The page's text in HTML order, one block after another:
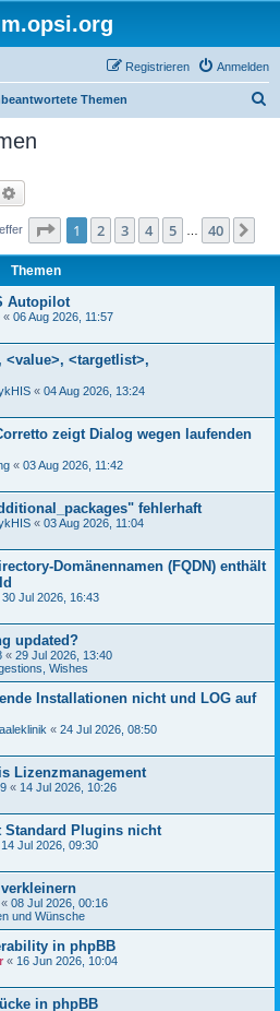
Anmelden
Registrieren
Themen
Seite 1von 40
1 2 3 4 5 40
Themen
Autopilot
« 06 Aug 2026, 11:57
<value>, <targetlist>,
« 04 Aug 2026, 13:24
zeigt Dialog wegen laufenden
« 03 Aug 2026, 11:42
fehlerhaft
« 03 Aug 2026, 11:04
Domänennamen (FQDN) enthält
30 Jul 2026, 16:43
updated?
« 29 Jul 2026, 13:40
Wishes
Installationen nicht und LOG auf
« 24 Jul 2026, 08:50
Lizenzmanagement
« 14 Jul 2026, 10:26
Plugins nicht
14 Jul 2026, 09:30
« 08 Jul 2026, 00:16
und Wünsche
in phpBB
« 16 Jun 2026, 10:04
in phpBB